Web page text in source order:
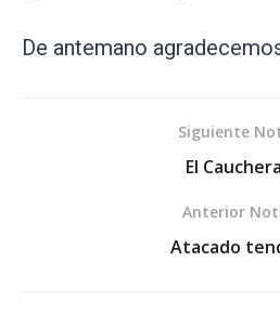
De antemano
Siguiente
El
Anterior
Atacado